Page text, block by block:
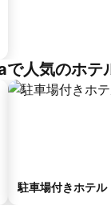
人気のホテ
駐車場付きホテル